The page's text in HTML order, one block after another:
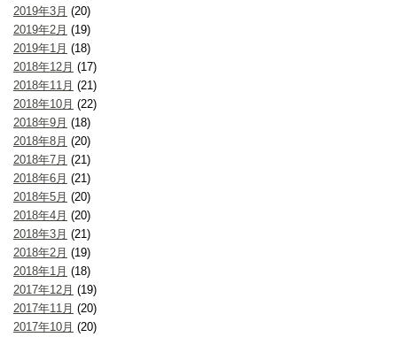
2019年3月 (20)
2019年2月 (19)
2019年1月 (18)
2018年12月 (17)
2018年11月 (21)
2018年10月 (22)
2018年9月 (18)
2018年8月 (20)
2018年7月 (21)
2018年6月 (21)
2018年5月 (20)
2018年4月 (20)
2018年3月 (21)
2018年2月 (19)
2018年1月 (18)
2017年12月 (19)
2017年11月 (20)
2017年10月 (20)